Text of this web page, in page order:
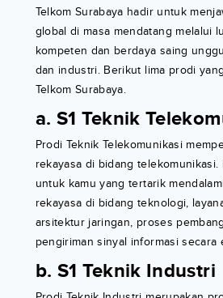
Telkom Surabaya hadir untuk
global di masa mendatang melalui
kompeten dan berdaya saing
dan industri. Berikut lima prodi
Telkom Surabaya.
a. S1 Teknik
Prodi Teknik Telekomunikasi
rekayasa di bidang
untuk kamu yang tertarik
rekayasa di bidang teknologi,
arsitektur jaringan, proses
pengiriman sinyal informasi secara
b. S1 Teknik Industri